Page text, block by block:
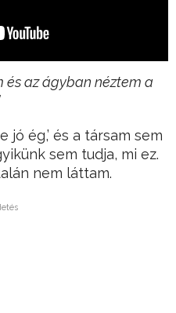
az ágyban néztem a
jó ég,’ és a társam sem
sem tudja, mi ez.
nem láttam.